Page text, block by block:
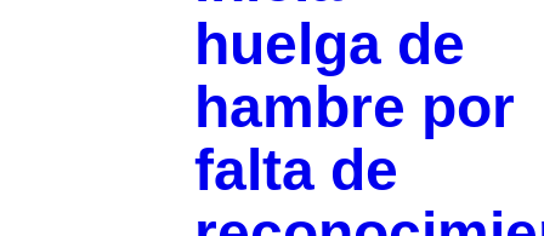
huelga de
hambre por
falta de